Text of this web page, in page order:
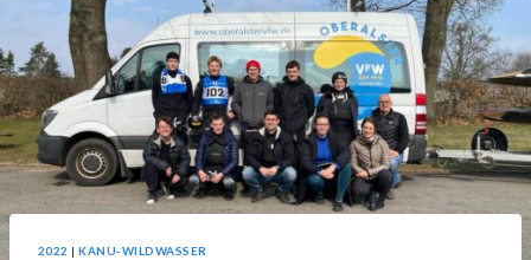
2022 |KANU-WILDWASSER